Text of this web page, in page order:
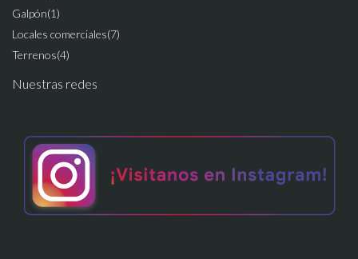
Galpón(1)
Locales comerciales(7)
Terrenos(4)
Nuestras redes